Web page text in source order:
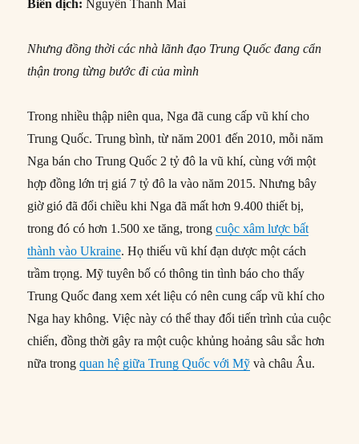
Biên dịch:Nguyễn Thanh Mai
Nhưng đồng thời các nhà lãnh đạo Trung Quốc đang cẩn
thận trong từng bước đi của mình
Trong nhiều thập niên qua, Nga đã cung cấp vũ khí cho
Trung Quốc. Trung bình, từ năm 2001 đến 2010, mỗi năm
Nga bán cho Trung Quốc 2 tỷ đô la vũ khí, cùng với một
hợp đồng lớn trị giá 7 tỷ đô la vào năm 2015. Nhưng bây
giờ gió đã đổi chiều khi Nga đã mất hơn 9.400 thiết bị,
trong đó có hơn 1.500 xe tăng, trongcuộc xâm lược bất
thành vào Ukraine. Họ thiếu vũ khí đạn dược một cách
trầm trọng. Mỹ tuyên bố có thông tin tình báo cho thấy
Trung Quốc đang xem xét liệu có nên cung cấp vũ khí cho
Nga hay không. Việc này có thể thay đổi tiến trình của cuộc
chiến, đồng thời gây ra một cuộc khủng hoảng sâu sắc hơn
nữa trongquan hệ giữa Trung Quốc với Mỹ và châu Âu.